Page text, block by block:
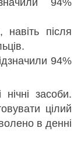
94%
навіть після
94%
нічні засоби.
цілий
в денні